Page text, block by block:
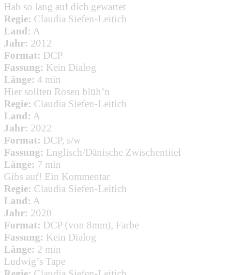
Hab so lang auf dich gewartet
Regie: Claudia Siefen-Leitich
Land: A
Jahr: 2012
Format: DCP
Fassung: Kein Dialog
Länge: 4 min
Hier sollten Rosen blüh’n
Regie: Claudia Siefen-Leitich
Land: A
Jahr: 2022
Format: DCP, s/w
Fassung: Englisch/Dänische Zwischentitel
Länge: 7 min
Gibs auf! Ein Kommentar
Regie: Claudia Siefen-Leitich
Land: A
Jahr: 2020
Format: DCP (von 8mm), Farbe
Fassung: Kein Dialog
Länge: 2 min
Ludwig’s Tape